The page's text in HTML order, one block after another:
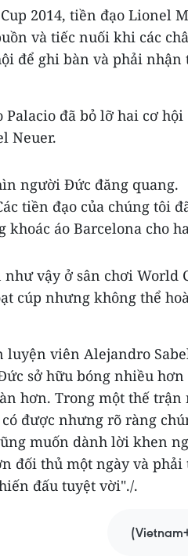
2014, tiền đạo Lionel
và tiếc nuối khi các
để ghi bàn và phải nhận
đã bỏ lỡ hai cơ hội
Neuer.
người Đức đăng quang.
tiền đạo của chúng tôi
áo Barcelona cho
vậy ở sân chơi World
cúp nhưng không thể
luyện viên Alejandro
sở hữu bóng nhiều hơn
hơn. Trong một thế trận
được nhưng rõ ràng
muốn dành lời khen
đối thủ một ngày và phải
đấu tuyệt vời"./.